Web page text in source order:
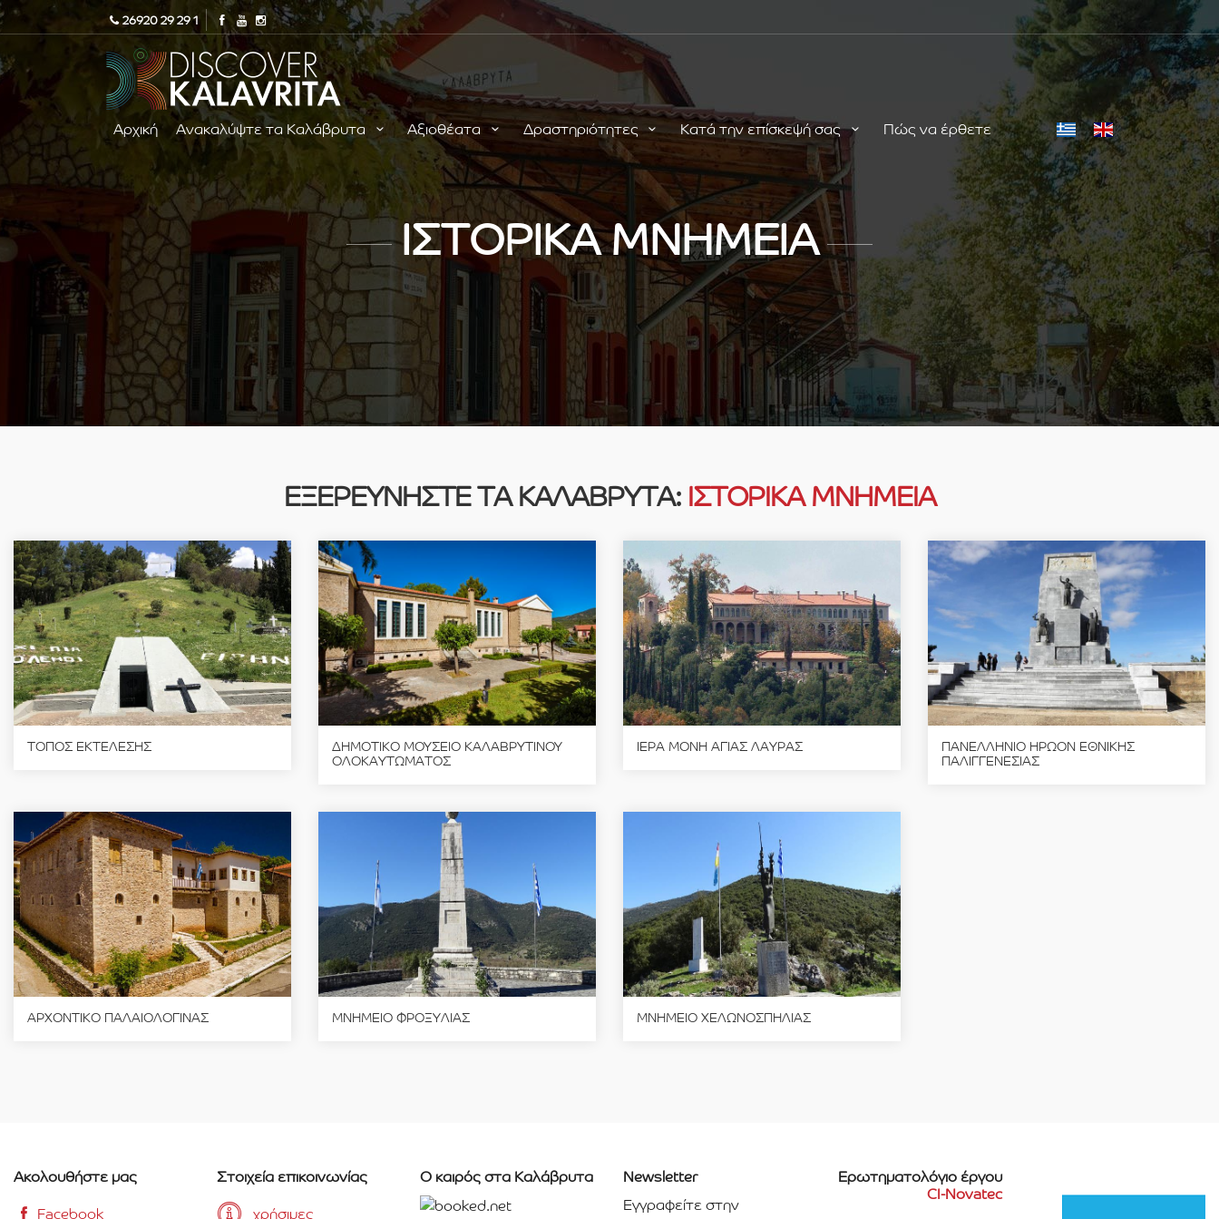
26920 29 29 1
Αρχική Ανακαλύψτε τα Καλάβρυτα Αξιοθέατα Δραστηριότητες Κατά την επίσκεψή σας Πώς να έρθετε
ΙΣΤΟΡΙΚΑ ΜΝΗΜΕΙΑ
ΕΞΕΡΕΥΝΗΣΤΕ ΤΑ ΚΑΛΑΒΡΥΤΑ: ΙΣΤΟΡΙΚΑ ΜΝΗΜΕΙΑ
ΤΟΠΟΣ ΕΚΤΕΛΕΣΗΣ
ΔΗΜΟΤΙΚΟ ΜΟΥΣΕΙΟ ΚΑΛΑΒΡΥΤΙΝΟΥ
ΟΛΟΚΑΥΤΩΜΑΤΟΣ
ΙΕΡΑ ΜΟΝΗ ΑΓΙΑΣ ΛΑΥΡΑΣ
ΠΑΝΕΛΛΗΝΙΟ ΗΡΩΟΝ ΕΘΝΙΚΗΣ
ΠΑΛΙΓΓΕΝΕΣΙΑΣ
ΑΡΧΟΝΤΙΚΟ ΠΑΛΑΙΟΛΟΓΙΝΑΣ ΜΝΗΜΕΙΟ ΦΡΟΞΥΛΙΑΣ ΜΝΗΜΕΙΟ ΧΕΛΩΝΟΣΠΗΛΙΑΣ
Ακολουθήστε μας
Facebook
Στοιχεία επικοινωνίας
χρήσιμες
Ο καιρός στα Καλάβρυτα
Newsletter
Εγγραφείτε στην
Ερωτηματολόγιο έργου
CI-Novatec